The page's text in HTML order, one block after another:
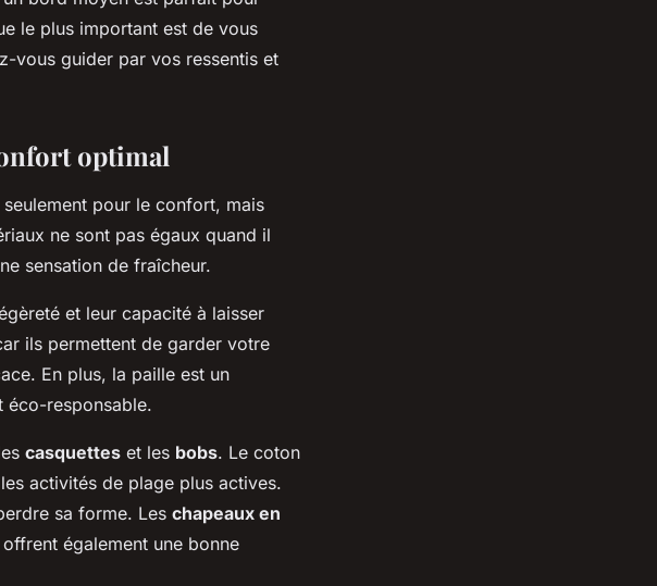
le plus important est de vous
vous guider par vos ressentis et
optimal
pour le confort, mais
ne sont pas égaux quand il
sensation de fraîcheur.
et leur capacité à laisser
ils permettent de garder votre
En plus, la paille est un
éco-responsable.
casquettes et les bobs. Le coton
activités de plage plus actives.
sa forme. Les chapeaux en
offrent également une bonne